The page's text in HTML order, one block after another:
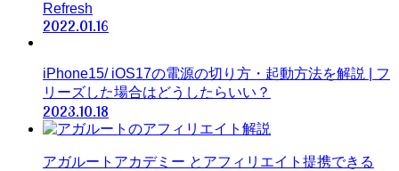
Refresh
2022.01.16
iPhone15/ iOS17の電源の切り方・起動方法を解説 | フ
リーズした場合はどうしたらいい？
2023.10.18
アガルートアカデミー とアフィリエイト提携できる